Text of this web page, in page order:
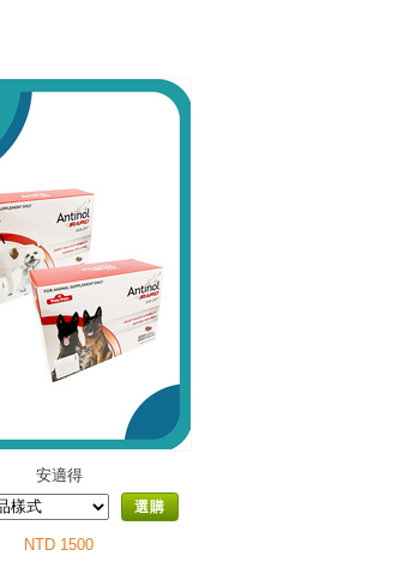
安適得
選購
NTD 1500